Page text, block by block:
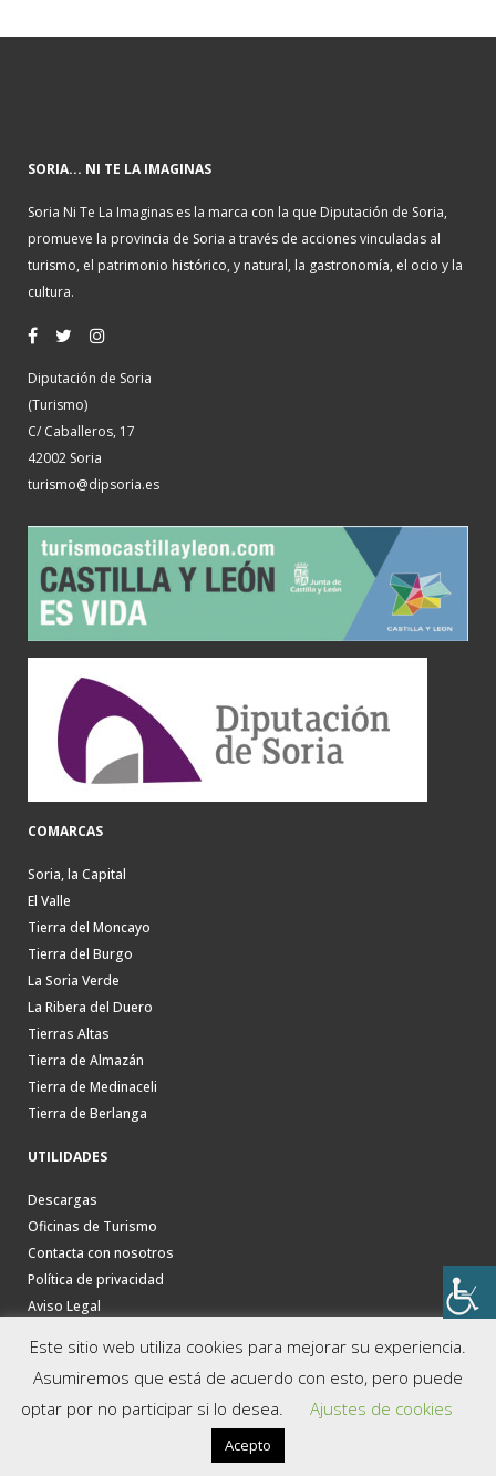
SORIA... NI TE LA IMAGINAS
Soria Ni Te La Imaginas es la marca con la que Diputación de Soria,
promueve la provincia de Soria a través de acciones vinculadas al
turismo, el patrimonio histórico, y natural, la gastronomía, el ocio y la
cultura.
Diputación de Soria
(Turismo)
C/ Caballeros, 17
42002 Soria
turismo@dipsoria.es
COMARCAS
Soria, la Capital
El Valle
Tierra del Moncayo
Tierra del Burgo
La Soria Verde
La Ribera del Duero
Tierras Altas
Tierra de Almazán
Tierra de Medinaceli
Tierra de Berlanga
UTILIDADES
Descargas
Oficinas de Turismo
Contacta con nosotros
Política de privacidad
Aviso Legal
Este sitio web utiliza cookies para mejorar su experiencia.
Asumiremos que está de acuerdo con esto, pero puede
optar por no participar si lo desea.
Ajustes de cookies
Acepto